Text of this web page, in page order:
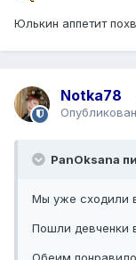
Юлькин аппетит
Notka78
PanOksana
Мы уже сходили
Пошли девченки